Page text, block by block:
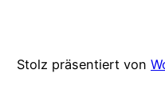
Stolz präsentiert von